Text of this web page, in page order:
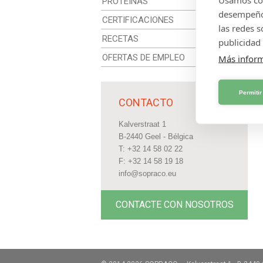
CERTIFICACIONES
RECETAS
OFERTAS DE EMPLEO
CONTACTO
Kalverstraat 1
B-2440 Geel - Bélgica
T: +32 14 58 02 22
F: +32 14 58 19 18
info@sopraco.eu
CONTACTE CON NOSOTROS
las redes
Más
Permitir